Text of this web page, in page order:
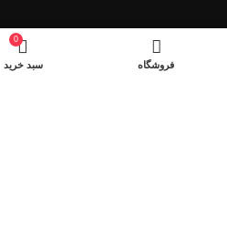
فروش ویژه
فروشگاه
0
سبد خرید